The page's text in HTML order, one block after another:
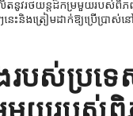
របស់ប្រទ